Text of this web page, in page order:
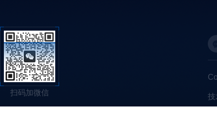
扫码加微信 技